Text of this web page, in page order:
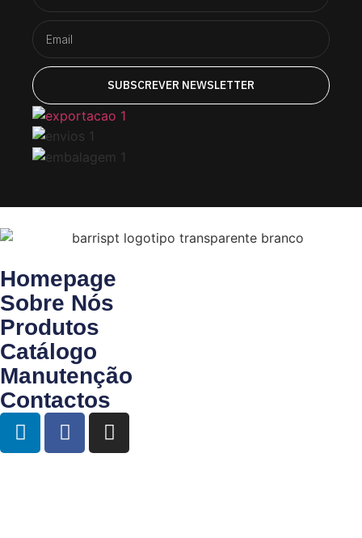
SUBSCREVER NEWSLETTER
Homepage
Sobre Nós
Produtos
Catálogo
Manutenção
Contactos